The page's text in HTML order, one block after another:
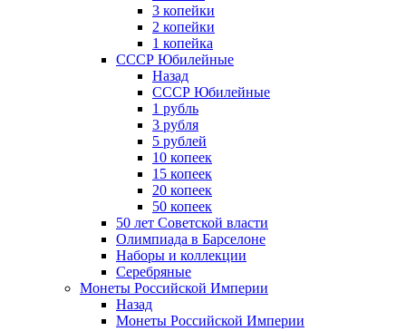
3 копейки
2 копейки
1 копейка
СССР Юбилейные
Назад
СССР Юбилейные
1 рубль
3 рубля
5 рублей
10 копеек
15 копеек
20 копеек
50 копеек
50 лет Советской власти
Олимпиада в Барселоне
Наборы и коллекции
Серебряные
Монеты Российской Империи
Назад
Монеты Российской Империи